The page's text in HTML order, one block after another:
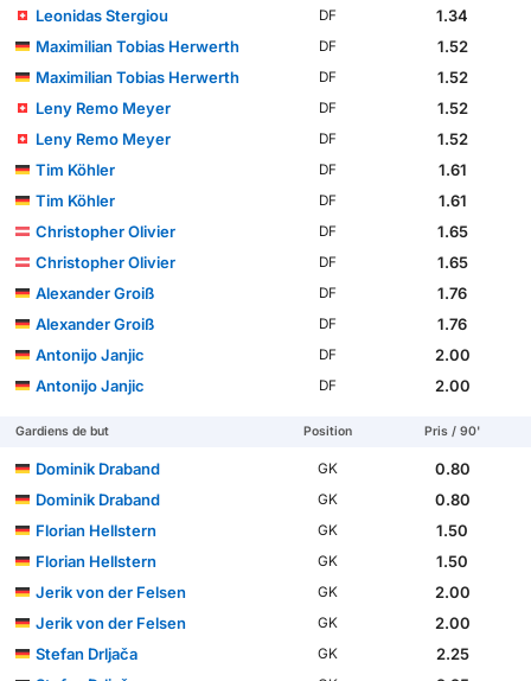
Leonidas Stergiou DF
1.34
Maximilian Tobias Herwerth
DF
1.52
Maximilian Tobias Herwerth
DF
1.52
Leny Remo Meyer
DF
1.52
Leny Remo Meyer
DF
1.52
Tim Köhler
DF
1.61
Tim Köhler
DF
1.61
Christopher Olivier
DF
1.65
Christopher Olivier
DF
1.65
Alexander Groiß
DF
1.76
Alexander Groiß
DF
1.76
Antonijo Janjic
DF
2.00
Antonijo Janjic
DF 2.00
Gardiens de but Position Pris / 90'
Dominik Draband GK
0.80
Dominik Draband
GK
0.80
Florian Hellstern
GK
1.50
Florian Hellstern
GK
1.50
Jerik von der Felsen
GK
2.00
Jerik von der Felsen
GK
2.00
Stefan Drljača
GK
2.25